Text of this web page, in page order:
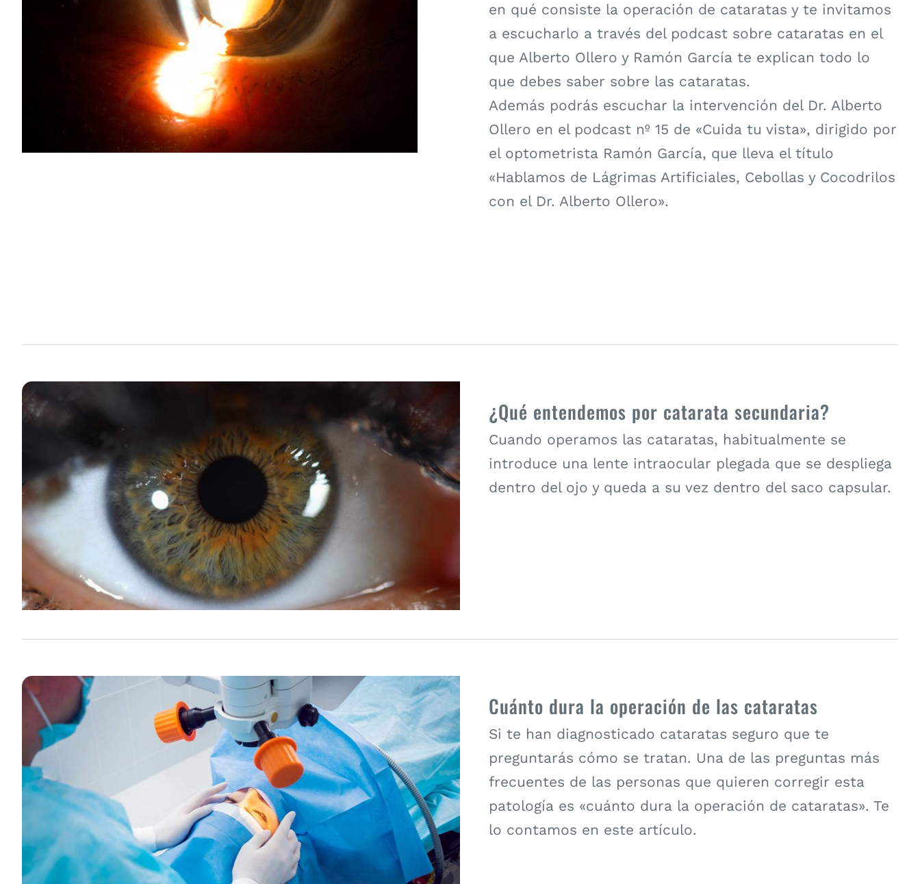
en qué consiste la operación de cataratas y te invitamos
a escucharlo a través del podcast sobre cataratas en el
que Alberto Ollero y Ramón García te explican todo lo
que debes saber sobre las cataratas.
Además podrás escuchar la intervención del Dr. Alberto
Ollero en el podcast nº 15 de «Cuida tu vista», dirigido por
el optometrista Ramón García, que lleva el título
«Hablamos de Lágrimas Artificiales, Cebollas y Cocodrilos
con el Dr. Alberto Ollero».
¿Qué entendemos por catarata secundaria?
Cuando operamos las cataratas, habitualmente se
introduce una lente intraocular plegada que se despliega
dentro del ojo y queda a su vez dentro del saco capsular.
Cuánto dura la operación de las cataratas
Si te han diagnosticado cataratas seguro que te
preguntarás cómo se tratan. Una de las preguntas más
frecuentes de las personas que quieren corregir esta
patología es «cuánto dura la operación de cataratas». Te
lo contamos en este artículo.